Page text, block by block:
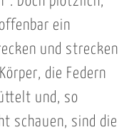
ein
und strecken
die Federn
und, so
schauen, sind die